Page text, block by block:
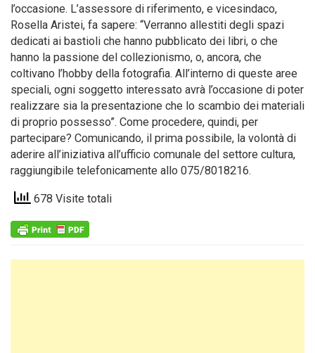
l’occasione. L’assessore di riferimento, e vicesindaco,
Rosella Aristei, fa sapere: “Verranno allestiti degli spazi
dedicati ai bastioli che hanno pubblicato dei libri, o che
hanno la passione del collezionismo, o, ancora, che
coltivano l’hobby della fotografia. All’interno di queste aree
speciali, ogni soggetto interessato avrà l’occasione di poter
realizzare sia la presentazione che lo scambio dei materiali
di proprio possesso”. Come procedere, quindi, per
partecipare? Comunicando, il prima possibile, la volontà di
aderire all’iniziativa all’ufficio comunale del settore cultura,
raggiungibile telefonicamente allo 075/8018216.
678 Visite totali